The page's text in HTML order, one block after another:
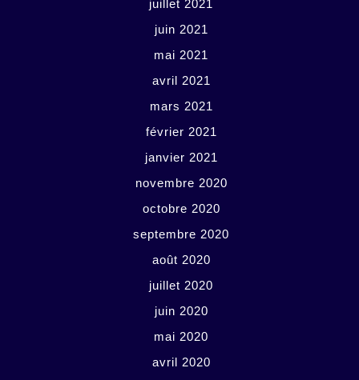
juillet 2021
juin 2021
mai 2021
avril 2021
mars 2021
février 2021
janvier 2021
novembre 2020
octobre 2020
septembre 2020
août 2020
juillet 2020
juin 2020
mai 2020
avril 2020